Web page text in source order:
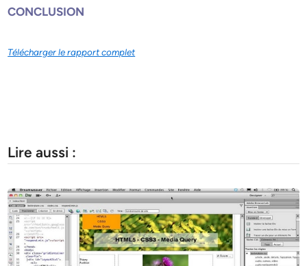
CONCLUSION
Télécharger le rapport complet
Lire aussi :